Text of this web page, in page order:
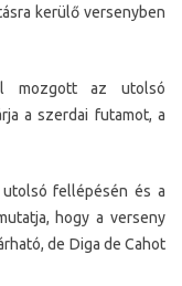
kerülő versenyben
mozgott az utolsó
a szerdai futamot, a
fellépésén és a
hogy a verseny
de Diga de Cahot